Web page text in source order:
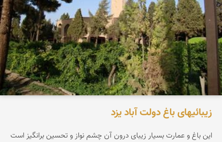
زیبائیهای باغ دولت آباد یزد
این باغ و عمارت بسیار زیبای درون آن چشم نواز و تحسین برانگیز است